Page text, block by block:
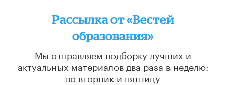
Рассылка от «Вестей
образования»
Мы отправляем подборку лучших и
актуальных материалов два раза в неделю:
во вторник и пятницу